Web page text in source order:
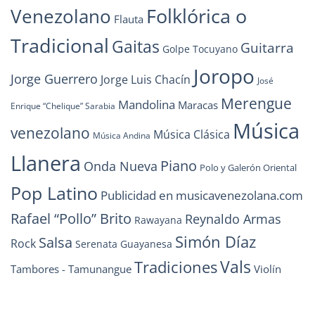
Venezolano Flauta Folklórica o
Tradicional Gaitas Golpe Tocuyano Guitarra
Jorge Guerrero Jorge Luis Chacín Joropo José
Enrique “Chelique” Sarabia Mandolina Maracas Merengue
venezolano Música Andina Música Clásica Música
Llanera Onda Nueva Piano Polo y Galerón Oriental
Pop Latino Publicidad en musicavenezolana.com
Rafael “Pollo” Brito Rawayana Reynaldo Armas
Rock Salsa Serenata Guayanesa Simón Díaz
Tambores - Tamunangue TradicionesVals Violín